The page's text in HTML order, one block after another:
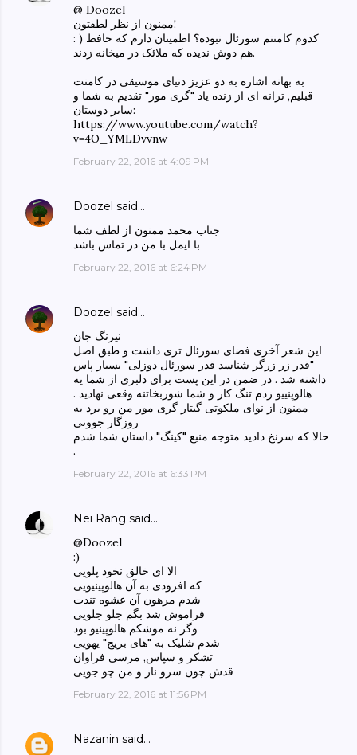
@ Doozel
ممنون از نظر لطفتون!
: ) کدوم کامنتم سورئال نبوده؟ اطمینان دارم که حافظ
هم دوش ندیده که ملائک در میخانه زدند.
به بهانه اشاره به دو عزیز دنیای موسیقی در کامنت
قبلیم, ترانه ای از زنده یاد "گری مور" تقدیم به شما و
سایر دوستان:
https://www.youtube.com/watch?
v=4O_YMLDvvnw
February 22, 2016 at 4:09 PM
Doozel said…
جناب محمد ممنون از لطف شما
با ایمل با من در تماس باشد
February 22, 2016 at 6:24 PM
Doozel said…
نیرنگ جان
این شعر آخری فضای سورئال تری داشت و طبق اصل
"قدر زر زرگر شناسد قدر سورئال دوزلی" بسیار پاس
داشته شد . در ضمن در این پست برای دلبری از شما یه
هالوپنییو زدم تنگ کار و شما شوربخاتنه وقعی نهادید .
ممنون از نوای ملکوتی گیتار گری مور من رو برد به
روزگار جوونی
حالا که سرنخ دادید متوجه منبع "کینگ" داستان شما شدم
.
February 22, 2016 at 6:33 PM
Nei Rang said…
@Doozel
:)
الا ای خالق نخود پلویی
که افزودی به آن هالوپینیویی
شدم مرهون آن عشوه تندت
فراموش شد بگم جلو جلویی
وگر نه موشکم هالوپینیو بود
شدم شلیک به "های بریج" یهویی
تشکر و سپاس, مرسی فراوان
قدش چون سرو ناز و من چو جویی
February 22, 2016 at 11:56 PM
Nazanin said…